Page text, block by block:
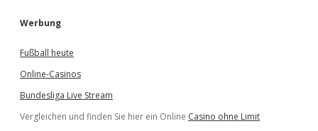
Werbung
Fußball heute
Online-Casinos
Bundesliga Live Stream
Vergleichen und finden Sie hier ein Online Casino ohne Limit